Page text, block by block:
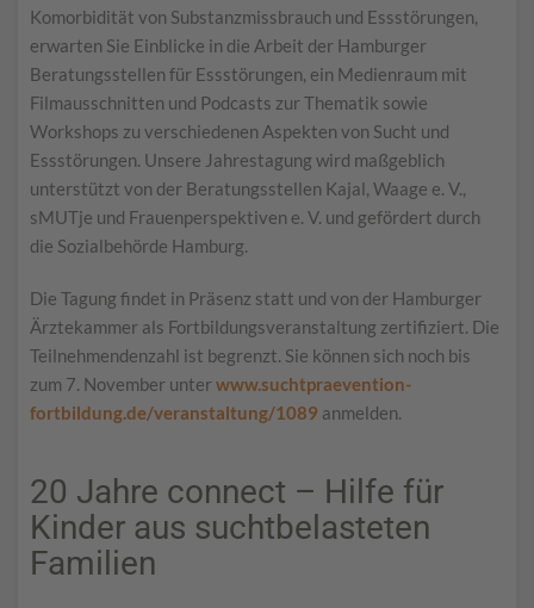
Komorbidität von Substanzmissbrauch und Essstörungen,
erwarten Sie Einblicke in die Arbeit der Hamburger
Beratungsstellen für Essstörungen, ein Medienraum mit
Filmausschnitten und Podcasts zur Thematik sowie
Workshops zu verschiedenen Aspekten von Sucht und
Essstörungen. Unsere Jahrestagung wird maßgeblich
unterstützt von der Beratungsstellen Kajal, Waage e. V.,
sMUTje und Frauenperspektiven e. V. und gefördert durch
die Sozialbehörde Hamburg.
Die Tagung findet in Präsenz statt und von der Hamburger
Ärztekammer als Fortbildungsveranstaltung zertifiziert. Die
Teilnehmendenzahl ist begrenzt. Sie können sich noch bis
zum 7. November unterwww.suchtpraevention-
fortbildung.de/veranstaltung/1089 anmelden.
20 Jahre connect – Hilfe für
Kinder aus suchtbelasteten
Familien